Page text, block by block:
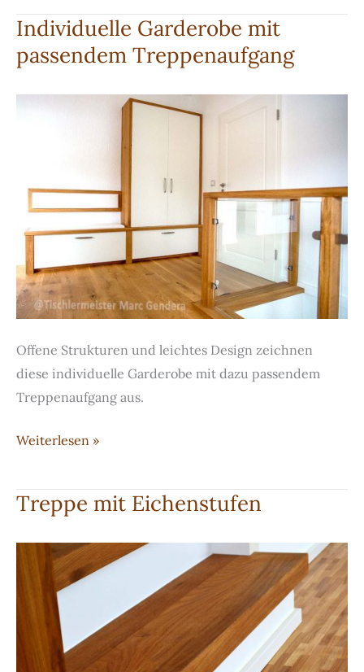
Treppe
aus
massiver
Individuelle Garderobe mit
passendem Treppenaufgang
Offene Strukturen und leichtes Design zeichnen
diese individuelle Garderobe mit dazu passendem
Treppenaufgang aus.
Individuelle
mit
passendem
Weiterlesen »
Treppe mit Eichenstufen